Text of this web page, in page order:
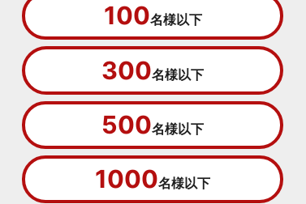
100名様以下
300名様以下
500名様以下
1000名様以下